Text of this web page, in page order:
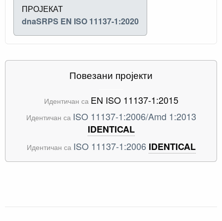
ПРОЈЕКАТ
dnaSRPS EN ISO 11137-1:2020
Повезани пројекти
Идентичан са EN ISO 11137-1:2015
Идентичан са ISO 11137-1:2006/Amd 1:2013
IDENTICAL
Идентичан са ISO 11137-1:2006 IDENTICAL